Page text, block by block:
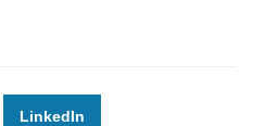
LinkedIn